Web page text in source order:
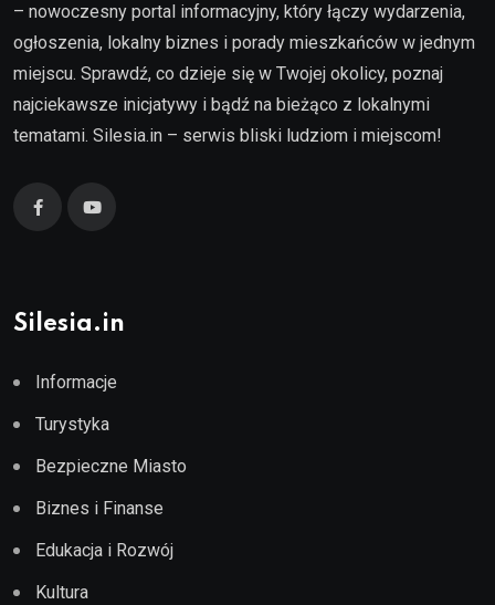
– nowoczesny portal informacyjny, który łączy wydarzenia,
ogłoszenia, lokalny biznes i porady mieszkańców w jednym
miejscu. Sprawdź, co dzieje się w Twojej okolicy, poznaj
najciekawsze inicjatywy i bądź na bieżąco z lokalnymi
tematami. Silesia.in – serwis bliski ludziom i miejscom!
Silesia.in
Informacje
Turystyka
Bezpieczne Miasto
Biznes i Finanse
Edukacja i Rozwój
Kultura